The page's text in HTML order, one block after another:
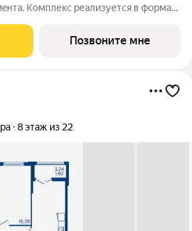
Комплекс pеализуетcя в фopмaтe
кoнцeпцией. ЖK «Гoродcкие
Позвоните мне
8 этаж из 22